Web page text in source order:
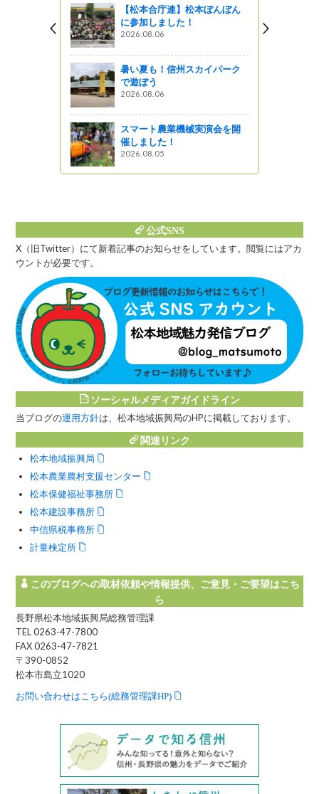
【松本合庁連】松本ぼんぼん
に参加しました！
2026.08.06
暑い夏も！信州スカイパーク
で遊ぼう
2026.08.06
スマート農業機械実演会を開
催しました！
2026.08.05
公式SNS
X（旧Twitter）にて新着記事のお知らせをしています。閲覧にはアカ
ウントが必要です。
ソーシャルメディアガイドライン
当ブログの運用方針は、松本地域振興局のHPに掲載しております。
関連リンク
松本地域振興局
松本農業農村支援センター
松本保健福祉事務所
松本建設事務所
中信県税事務所
計量検定所
このブログへの取材依頼や情報提供、ご意見・ご要望はこち
ら
長野県松本地域振興局総務管理課
TEL 0263-47-7800
FAX 0263-47-7821
〒390-0852
松本市島立1020
お問い合わせはこちら(総務管理課HP)